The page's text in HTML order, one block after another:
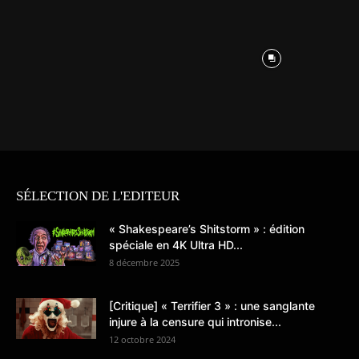
SÉLECTION DE L'EDITEUR
« Shakespeare’s Shitstorm » : édition
spéciale en 4K Ultra HD...
8 décembre 2025
[Critique] « Terrifier 3 » : une sanglante
injure à la censure qui intronise...
12 octobre 2024